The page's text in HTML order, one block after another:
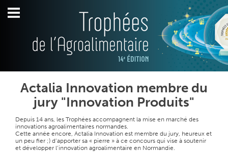
Actalia Innovation membre du
jury "Innovation Produits"
Depuis 14 ans, les Trophées accompagnent la mise en marché des
innovations agroalimentaires normandes.
Cette année encore, Actalia Innovation est membre du jury, heureux et
un peu fier ;) d’apporter sa « pierre » à ce concours qui vise à soutenir
et développer l’innovation agroalimentaire en Normandie.